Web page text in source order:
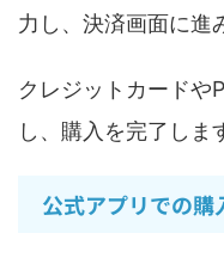
力し、決済画面に進
クレジットカードや
し、購入を完了しま
公式アプリでの購